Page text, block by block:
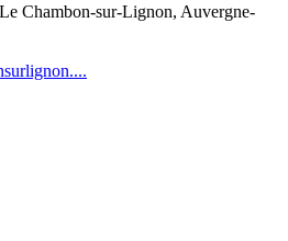
Chambon-sur-Lignon, Auvergne-